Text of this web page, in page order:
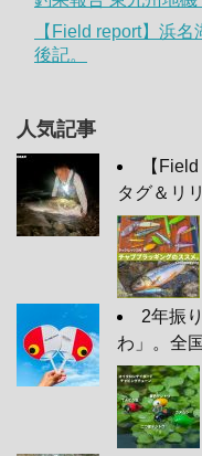
【Field report】浜
後記。
人気記事
【
タグ＆リ
2年振
わ」。全